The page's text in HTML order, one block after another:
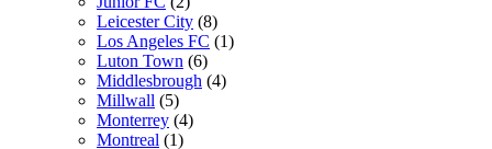
Leicester City (8)
Los Angeles FC (1)
Luton Town (6)
Middlesbrough (4)
Millwall (5)
Monterrey (4)
Montreal (1)